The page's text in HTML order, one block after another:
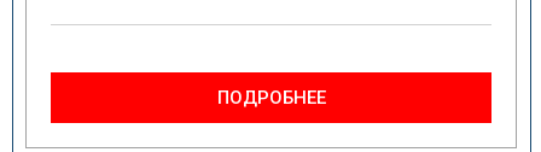
ПОДРОБНЕЕ